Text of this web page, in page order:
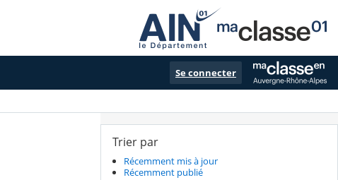
Se connecter
Trier par
Récemment mis à jour
Récemment publié